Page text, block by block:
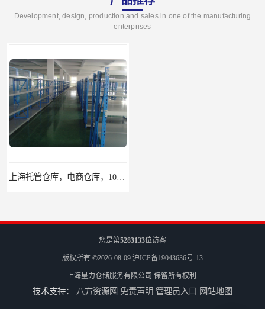
Development, design, production and sales in one of the manufacturing
enterprises
您是第5283133位访客
版权所有 ©2026-08-09 沪ICP备19043636号-13
上海星力仓储服务有限公司 保留所有权利.
技术支持： 八方资源网 免责声明 管理员入口 网站地图